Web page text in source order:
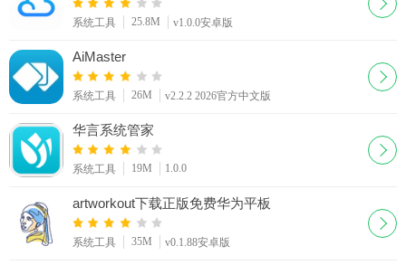
系统工具 25.8M v1.0.0安卓版
AiMaster
系统工具 26M v2.2.2 2026官方中文版
华言系统管家
系统工具 19M 1.0.0
artworkout下载正版免费华为平板
系统工具 35M v0.1.88安卓版